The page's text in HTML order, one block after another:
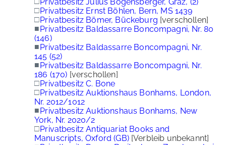
□Privatbesitz Ernst Böhlen, Bern, MS 1439
□Privatbesitz Bömer, Bückeburg [verschollen]
■Privatbesitz Baldassarre Boncompagni, Nr. 80
(146)
■Privatbesitz Baldassarre Boncompagni, Nr.
145 (52)
■Privatbesitz Baldassarre Boncompagni, Nr.
186 (170) [verschollen]
□Privatbesitz C. Bone
□Privatbesitz Auktionshaus Bonhams, London,
Nr. 2012/1012
■Privatbesitz Auktionshaus Bonhams, New
York, Nr. 2020/2
□Privatbesitz Antiquariat Books and
Manuscripts, Oxford (GB)[Verbleib unbekannt]